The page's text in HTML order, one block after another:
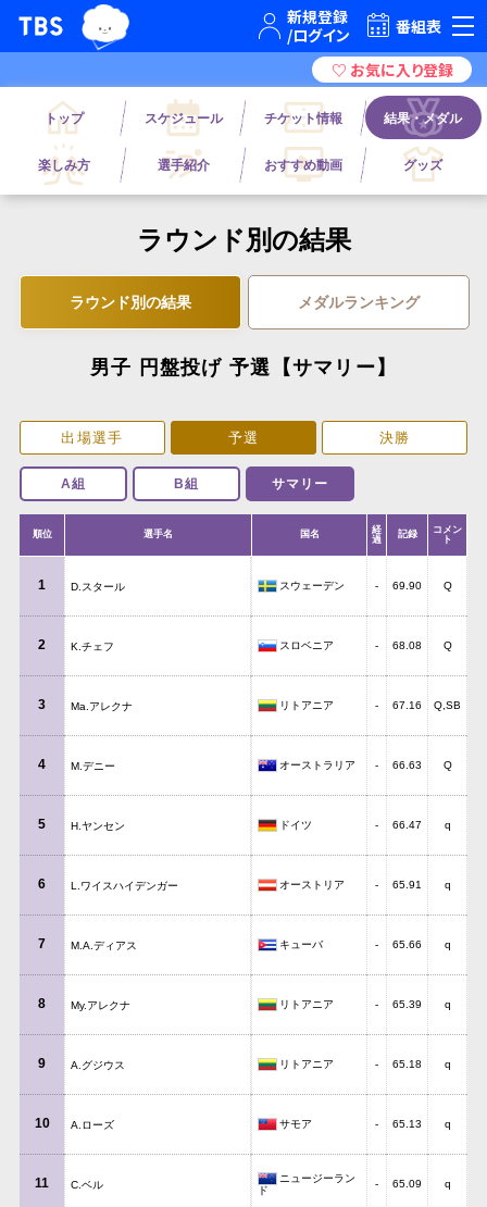
TBSテレビ｜ときめくときを。 番組表
トップ スケジュール チケット情報 結果・メダル
楽しみ方 選手紹介 おすすめ動画 グッズ
ラウンド別の結果
ラウンド別の結果 メダルランキング
男子 円盤投げ 予選【サマリー】
出場選手 予選 決勝
A組 B組 サマリー
順位 選手名 国名
経
過
記録
コメン
ト
1 D.スタール スウェーデン - 69.90 Q
2 K.チェフ スロベニア - 68.08 Q
3 Ma.アレクナ リトアニア - 67.16 Q,SB
4 M.デニー オーストラリア - 66.63 Q
5 H.ヤンセン ドイツ - 66.47 q
6 L.ワイスハイデンガー オーストリア - 65.91 q
7 M.A.ディアス キューバ - 65.66 q
8 My.アレクナ リトアニア - 65.39 q
9 A.グジウス リトアニア - 65.18 q
10 A.ローズ サモア - 65.13 q
11 C.ベル
ニュージーラン
ド
- 65.09 q